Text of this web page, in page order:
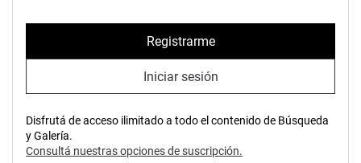
Registrarme
Iniciar sesión
Disfrutá de acceso ilimitado a todo el contenido de Búsqueda
y Galería.
Consultá nuestras opciones de suscripción.